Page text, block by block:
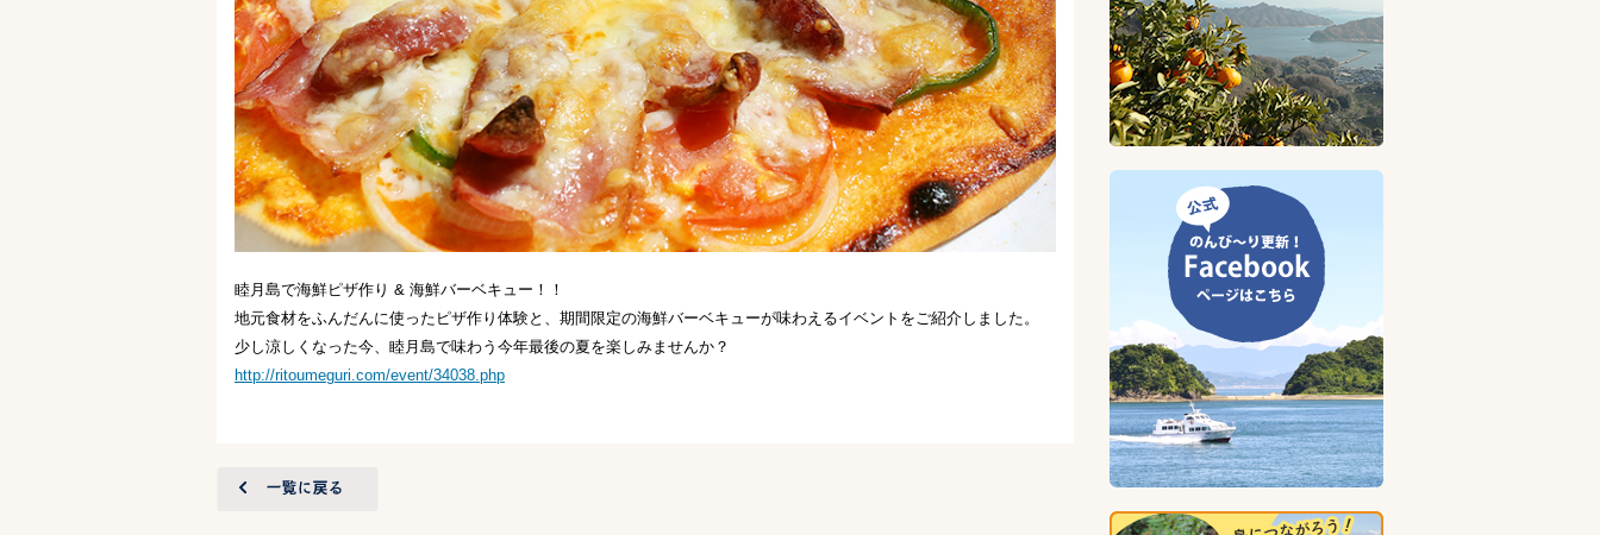
睦月島で海鮮ピザ作り & 海鮮バーベキュー！！
地元食材をふんだんに使ったピザ作り体験と、期間限定の海鮮バーベキューが味わえるイベントをご紹介しました。
少し涼しくなった今、睦月島で味わう今年最後の夏を楽しみませんか？
http://ritoumeguri.com/event/34038.php